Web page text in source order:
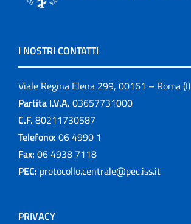
I NOSTRI CONTATTI
Viale Regina Elena 299, 00161 – Roma (I)
Partita I.V.A. 03657731000
C.F. 80211730587
Telefono: 06 4990 1
Fax: 06 4938 7118
PEC: protocollo.centrale@pec.iss.it
PRIVACY